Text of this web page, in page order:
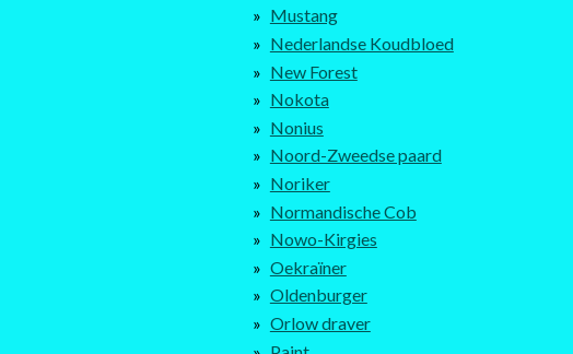
Mustang
Nederlandse Koudbloed
New Forest
Nokota
Nonius
Noord-Zweedse paard
Noriker
Normandische Cob
Nowo-Kirgies
Oekraïner
Oldenburger
Orlow draver